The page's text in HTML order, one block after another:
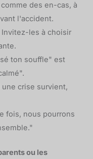
des en-cas, à
l'accident.
Invitez-les à choisir
ton souffle" est
une crise survient,
fois, nous pourrons
ou les